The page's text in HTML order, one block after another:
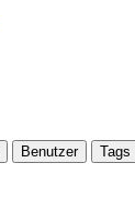
Benutzer Tags